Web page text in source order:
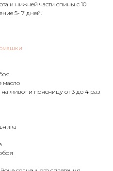
и нижней части спины с 10
5- 7 дней.
масло
живот и поясницу от 3 до 4 раз